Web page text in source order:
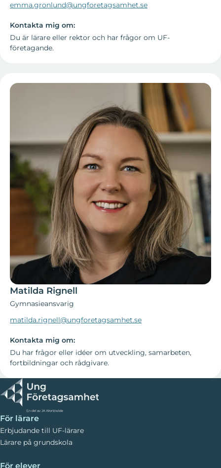
emma.gronlund@ungforetagsamhet.se
Kontakta mig om:
Du är lärare eller rektor och har frågor om UF-
företagande.
Matilda Rignell
Gymnasieansvarig
matilda.rignell@ungforetagsamhet.se
Kontakta mig om:
Du har frågor eller idéer om utveckling, samarbeten,
fortbildningar och rådgivare.
För lärare
Erbjudande till UF-lärare
Lärare på grundskola
För elever